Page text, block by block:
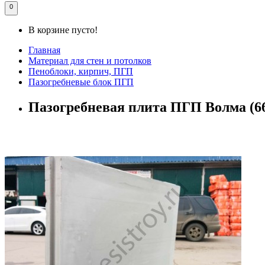
0
В корзине пусто!
Главная
Материал для стен и потолков
Пеноблоки, кирпич, ПГП
Пазогребневые блок ПГП
Пазогребневая плита ПГП Волма